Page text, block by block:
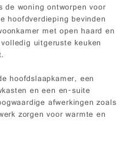
de woning ontworpen voor
hoofdverdieping bevinden
met open haard en
uitgeruste keuken
hoofdslaapkamer, een
en een en-suite
afwerkingen zoals
zorgen voor warmte en